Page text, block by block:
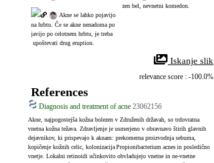
Akne se lahko pojavijo
na hrbtu. Če se akne nenadoma po
javijo po celotnem hrbtu, je treba
upoštevati drug eruption.
zen bel, nevnetni komedon.
Iskanje slik
relevance score : -100.0%
References
Diagnosis and treatment of acne 23062156
Akne, najpogostejša kožna bolezen v Združenih državah, so trdovratna
vnetna kožna težava. Zdravljenje je usmerjeno v obravnavo štirih glavnih
dejavnikov, ki prispevajo k aknam: prekomerna proizvodnja sebuma,
kopičenje kožnih celic, kolonizacija Propionibacterium acnes in posledično
vnetje. Lokalni retinoidi učinkovito obvladujejo vnetne in ne‑vnetne